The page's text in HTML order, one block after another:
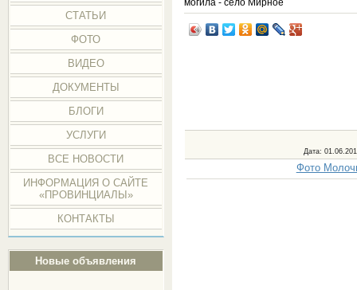
СТАТЬИ
ФОТО
ВИДЕО
ДОКУМЕНТЫ
БЛОГИ
УСЛУГИ
ВСЕ НОВОСТИ
ИНФОРМАЦИЯ О САЙТЕ
«ПРОВИНЦИАЛЫ»
КОНТАКТЫ
Новые объявления
Дата:
Фото